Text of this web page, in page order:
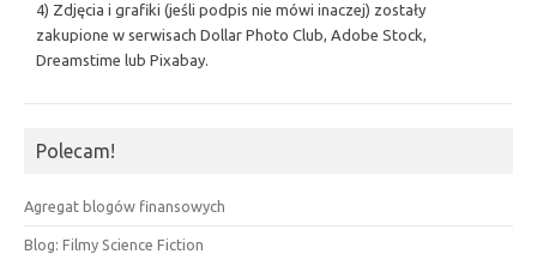
4) Zdjęcia i grafiki (jeśli podpis nie mówi inaczej) zostały
zakupione w serwisach Dollar Photo Club, Adobe Stock,
Dreamstime lub Pixabay.
Polecam!
Agregat blogów finansowych
Blog: Filmy Science Fiction